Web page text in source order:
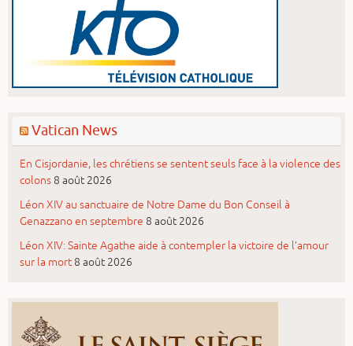
Vatican News
En Cisjordanie, les chrétiens se sentent seuls face à la violence des
colons 8 août 2026
Léon XIV au sanctuaire de Notre Dame du Bon Conseil à
Genazzano en septembre 8 août 2026
Léon XIV: Sainte Agathe aide à contempler la victoire de l’amour
sur la mort 8 août 2026